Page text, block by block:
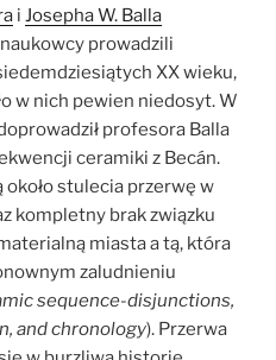
i Josepha W. Balla
naukowcy prowadzili
XX wieku,
w nich pewien niedosyt. W
profesora Balla
ceramiki z Becán.
około stulecia przerwę w
kompletny brak związku
miasta a tą, która
zaludnieniu
sequence-disjunctions,
and chronology). Przerwa